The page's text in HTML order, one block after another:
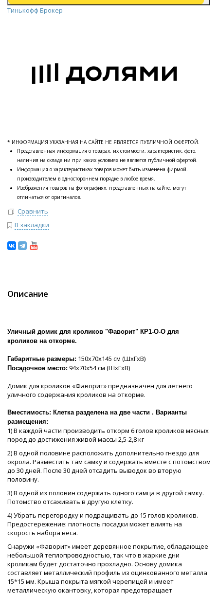
Тинькофф Брокер
* ИНФОРМАЦИЯ УКАЗАННАЯ НА САЙТЕ НЕ ЯВЛЯЕТСЯ ПУБЛИЧНОЙ ОФЕРТОЙ.
Представленная информация о товарах, их стоимости, характеристик, фото,
наличия на складе ни при каких условиях не является публичной офертой.
Информация о характеристиках товаров может быть изменена фирмой-
производителем в одностороннем порядке в любое время.
Изображения товаров на фотографиях, представленных на сайте, могут
отличаться от оригиналов.
Сравнить
В закладки
Описание
Уличный домик для кроликов "Фаворит" КР1-О-О для
кроликов на откорме.
Габаритные размеры: 150х70х145 см (ШхГхВ)
Посадочное место: 94х70х54 см (ШхГхВ)
Домик для кроликов «Фаворит» предназначен для летнего
уличного содержания кроликов на откорме.
Вместимость: Клетка разделена на две части . Варианты
размещения:
1) В каждой части производить откорм 6 голов кроликов мясных
пород до достижения живой массы 2,5-2,8 кг
2) В одной половине расположить дополнительно гнездо для
окрола. Разместить там самку и содержать вместе с потомством
до 30 дней. После 30 дней отсадить выводок во вторую
половину.
3) В одной из половин содержать одного самца в другой самку.
Потомство отсаживать в другую клетку.
4) Убрать перегородку и подращивать до 15 голов кроликов.
Предостережение: плотность посадки может влиять на
скорость набора веса.
Снаружи «Фаворит» имеет деревянное покрытие, обладающее
небольшой теплопроводностью, так что в жаркие дни
кроликам будет достаточно прохладно. Основу домика
составляет металлический профиль из оцинкованного металла
15*15 мм. Крыша покрыта мягкой черепицей и имеет
металлическую окантовку, которая предотвращает